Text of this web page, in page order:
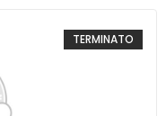
TERMINATO